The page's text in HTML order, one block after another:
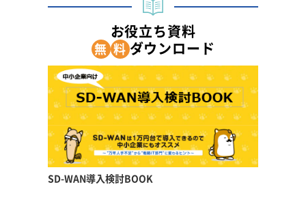
お役立ち資料
無 料 ダウンロード
SD-WAN導入検討BOOK